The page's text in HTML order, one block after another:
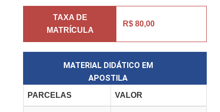
TAXA DE
MATRÍCULA
R$ 80,00
MATERIAL DIDÁTICO EM
APOSTILA
PARCELAS VALOR